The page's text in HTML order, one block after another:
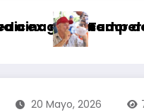
Guerrero por
superiores
20 Mayo, 2026